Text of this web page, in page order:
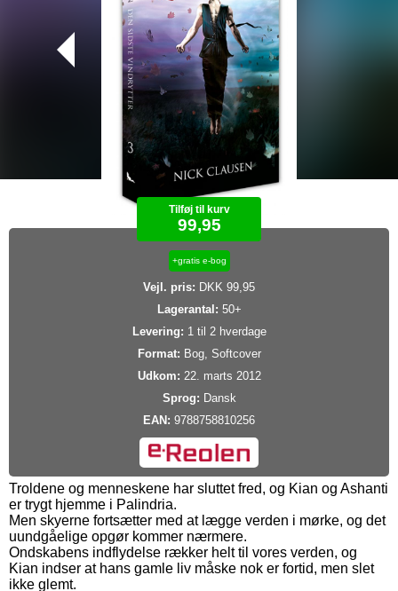
Tilføj til kurv
99,95
+gratis e-bog
Vejl. pris: DKK 99,95
Lagerantal: 50+
Levering: 1 til 2 hverdage
Format: Bog, Softcover
Udkom: 22. marts 2012
Sprog: Dansk
EAN: 9788758810256
Troldene og menneskene har sluttet fred, og Kian og Ashanti
er trygt hjemme i Palindria.
Men skyerne fortsætter med at lægge verden i mørke, og det
uundgåelige opgør kommer nærmere.
Ondskabens indflydelse rækker helt til vores verden, og
Kian indser at hans gamle liv måske nok er fortid, men slet
ikke glemt.